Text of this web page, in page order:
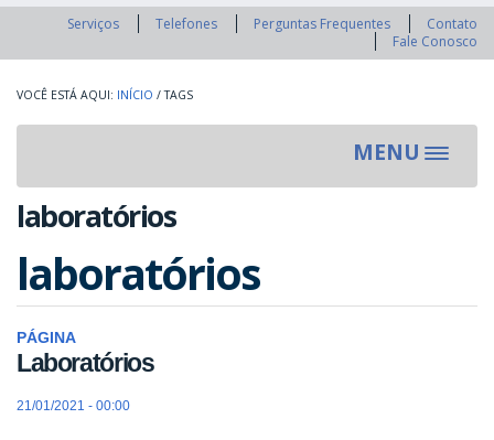
Serviços Telefones Perguntas Frequentes
Contato
Fale Conosco
INÍCIO / TAGS
MENU
Toggle
laboratórios
laboratórios
PÁGINA
Laboratórios
21/01/2021 - 00:00